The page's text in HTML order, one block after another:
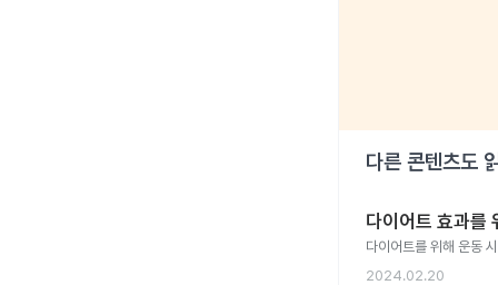
다른 콘텐츠도
다이어트 효과를
다이어트를 위해 운동
2024.02.20